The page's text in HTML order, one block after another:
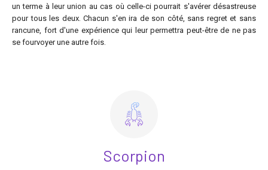
un terme à leur union au cas où celle-ci pourrait s'avérer désastreuse
pour tous les deux. Chacun s'en ira de son côté, sans regret et sans
rancune, fort d'une expérience qui leur permettra peut-être de ne pas
se fourvoyer une autre fois.
Scorpion